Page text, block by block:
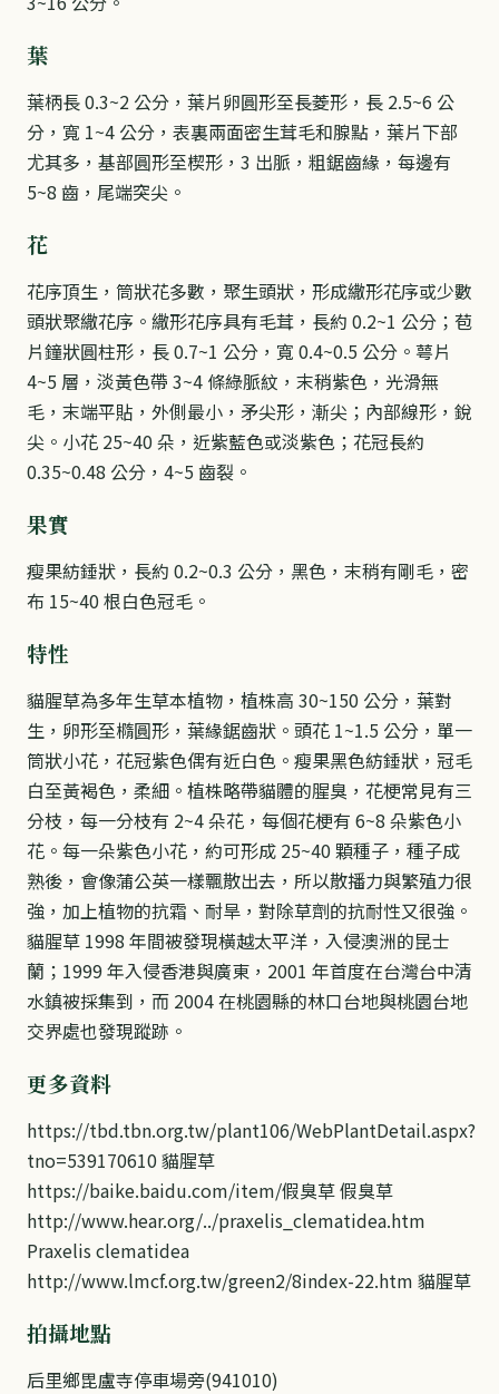
葉
葉柄長 0.3~2 公分，葉片卵圓形至長菱形，長 2.5~6 公
分，寬 1~4 公分，表裏兩面密生茸毛和腺點，葉片下部
尤其多，基部圓形至楔形，3 出脈，粗鋸齒緣，每邊有
5~8 齒，尾端突尖。
花
花序頂生，筒狀花多數，聚生頭狀，形成繖形花序或少數
頭狀聚繖花序。繖形花序具有毛茸，長約 0.2~1 公分；苞
片鐘狀圓柱形，長 0.7~1 公分，寬 0.4~0.5 公分。萼片
4~5 層，淡黃色帶 3~4 條綠脈紋，末稍紫色，光滑無
毛，末端平貼，外側最小，矛尖形，漸尖；內部線形，銳
尖。小花 25~40 朵，近紫藍色或淡紫色；花冠長約
0.35~0.48 公分，4~5 齒裂。
果實
瘦果紡錘狀，長約 0.2~0.3 公分，黑色，末稍有剛毛，密
布 15~40 根白色冠毛。
特性
貓腥草為多年生草本植物，植株高 30~150 公分，葉對
生，卵形至橢圓形，葉緣鋸齒狀。頭花 1~1.5 公分，單一
筒狀小花，花冠紫色偶有近白色。瘦果黑色紡錘狀，冠毛
白至黃褐色，柔細。植株略帶貓體的腥臭，花梗常見有三
分枝，每一分枝有 2~4 朵花，每個花梗有 6~8 朵紫色小
花。每一朵紫色小花，約可形成 25~40 顆種子，種子成
熟後，會像蒲公英一樣飄散出去，所以散播力與繁殖力很
強，加上植物的抗霜、耐旱，對除草劑的抗耐性又很強。
貓腥草 1998 年間被發現橫越太平洋，入侵澳洲的昆士
蘭；1999 年入侵香港與廣東，2001 年首度在台灣台中清
水鎮被採集到，而 2004 在桃園縣的林口台地與桃園台地
交界處也發現蹤跡。
更多資料
https://tbd.tbn.org.tw/plant106/WebPlantDetail.aspx?
tno=539170610 貓腥草
https://baike.baidu.com/item/假臭草 假臭草
http://www.hear.org/../praxelis_clematidea.htm
Praxelis clematidea
http://www.lmcf.org.tw/green2/8index-22.htm 貓腥草
拍攝地點
后里鄉毘盧寺停車場旁(941010)